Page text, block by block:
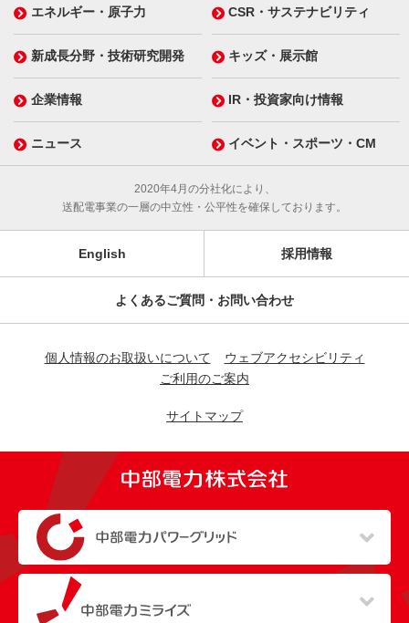
エネルギー・原子力 CSR・サステナビリティ
新成長分野・技術研究開発 キッズ・展示館
企業情報 IR・投資家向け情報
ニュース イベント・スポーツ・CM
2020年4月の分社化により、
送配電事業の一層の中立性・公平性を確保しております。
English 採用情報
よくあるご質問・お問い合わせ
個人情報のお取扱いについて
ウェブアクセシビリティ
ご利用のご案内
サイトマップ
（新しいウィンドウを開きます）
（新しいウィンドウを開きます）